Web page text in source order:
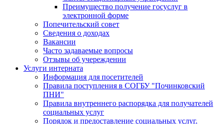
Преимущество получение госуслуг в
электронной форме
Попечительский совет
Сведения о доходах
Вакансии
Часто задаваемые вопросы
Отзывы об учереждении
Услуги интерната
Информация для посетителей
Правила поступления в СОГБУ "Починковский
ПНИ"
Правила внутреннего распорядка для получателей
социальных услуг
Порядок и предоставление социальных услуг.